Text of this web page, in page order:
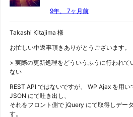
9年、 7ヶ月前
Takashi Kitajima 様
お忙しい中返事頂きありがとうございます。
> 実際の更新処理をどういうふうに行われ
ない
REST API ではないですが、 WP Ajax を用
JSON にて吐き出し、
それをフロント側で jQuery にて取得しデー
す。